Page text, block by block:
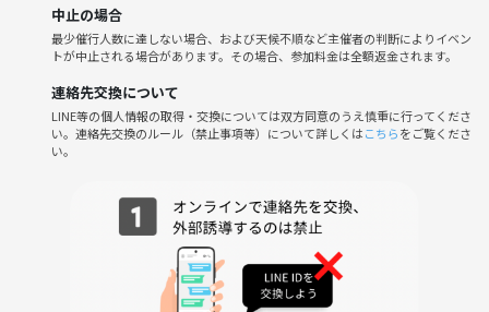
９割が１人参加なので気軽にご参加下さい^ ^
もちろん途中参加、途中退席も自由となります
こんな方が多く参加されてます
・仕事終わりに公園でナイトピクニックしたい人
・とにかく元気になりたい人
・職場以外の人と仲良くなりたい
・田舎から上京して友達がいなくなってしまった人
参加者が決まった段階で開催いたします
中止の場合
最少催行人数に達しない場合、および天候不順など主催者の判断によりイベン
トが中止される場合があります。その場合、参加料金は全額返金されます。
連絡先交換について
LINE等の個人情報の取得・交換については双方同意のうえ慎重に行ってくださ
い。連絡先交換のルール（禁止事項等）について詳しくはこちらをご覧くださ
い。